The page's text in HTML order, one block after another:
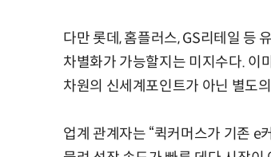
다만 롯데, 홈플러스, GS리테일 등
차별화가 가능할지는 미지수다. 이
차원의 신세계포인트가 아닌 별도
업계 관계자는 “퀵커머스가 기존 e